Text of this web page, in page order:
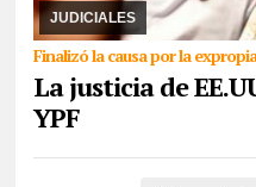
JUDICIALES
Finalizó la causa por la
La justicia de
YPF
la decisión pero cuestionó los